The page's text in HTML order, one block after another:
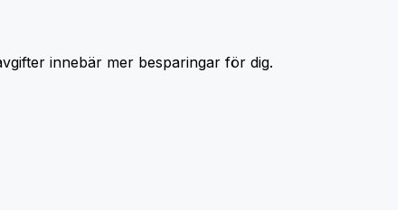
innebär mer besparingar för dig.